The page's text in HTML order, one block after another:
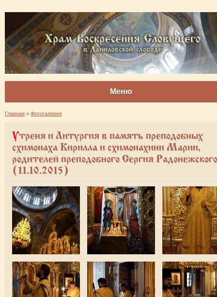
Меню
Главная » Фотогалерея
Утреня и Литургия в память преподобных
схимонаха Кирилла и схимонахини Марии,
родителей преподобного Сергия Радонежского
(11.10.2015)